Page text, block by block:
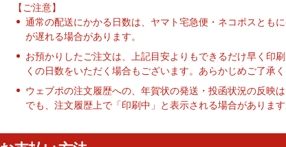
【ご注意】
通常の配送にかかる日数は、ヤマト宅急便・ネコポスとも
が遅れる場合があります。
お預かりしたご注文は、上記目安よりもできるだけ早く印
くの日数をいただく場合もございます。あらかじめご了承く
ウェブポの注文履歴への、年賀状の発送・投函状況の反映
でも、注文履歴上で「印刷中」と表示される場合がありま